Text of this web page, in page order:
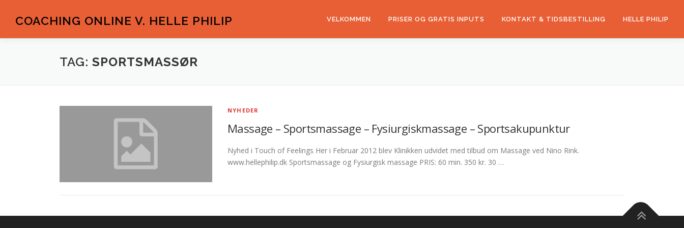
COACHING ONLINE V. HELLE PHILIP VELKOMMEN PRISER OG GRATIS INPUTS KONTAKT & TIDSBESTILLING HELLE PHILIP
TAG: SPORTSMASSØR
NYHEDER
Massage – Sportsmassage – Fysiurgiskmassage – Sportsakupunktur
Nyhed i Touch of Feelings Her i Februar 2012 blev Klinikken udvidet med tilbud om Massage ved Nino Rink.
www.hellephilip.dk Sportsmassage og Fysiurgisk massage PRIS: 60 min. 350 kr. 30 …